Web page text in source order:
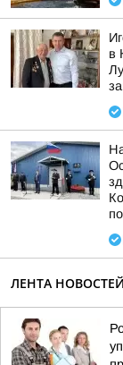
в
ЛЕНТА НОВОСТЕЙ